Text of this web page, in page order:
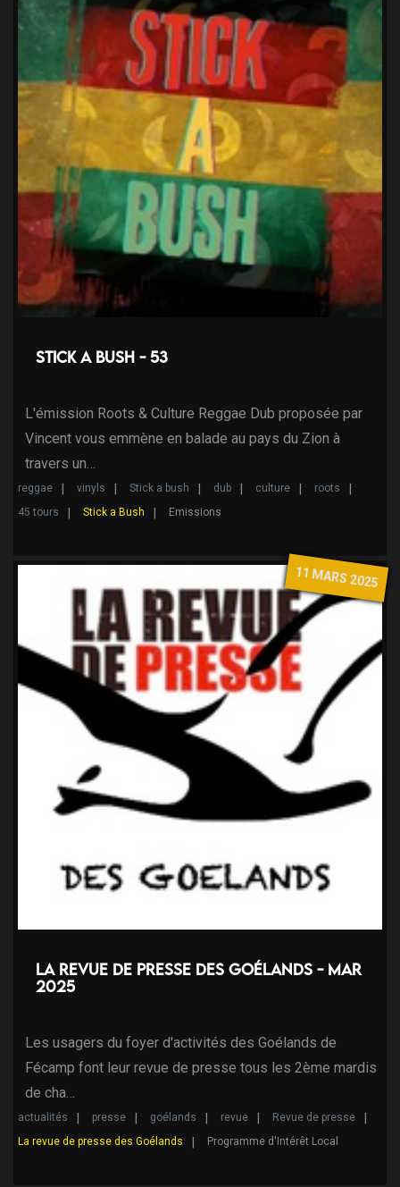
Stick a bush - 53
L'émission Roots & Culture Reggae Dub proposée par
Vincent vous emmène en balade au pays du Zion à
travers un…
reggae vinyls Stick a bush dub culture
roots
45 tours
Stick a Bush Emissions
11 MARS 2025
La revue de presse des Goélands - Mar
2025
Les usagers du foyer d'activités des Goélands de
Fécamp font leur revue de presse tous les 2ème mardis
de cha…
actualités presse goélands revue
Revue de presse
La revue de presse des Goélands
Programme d'Intérêt Local